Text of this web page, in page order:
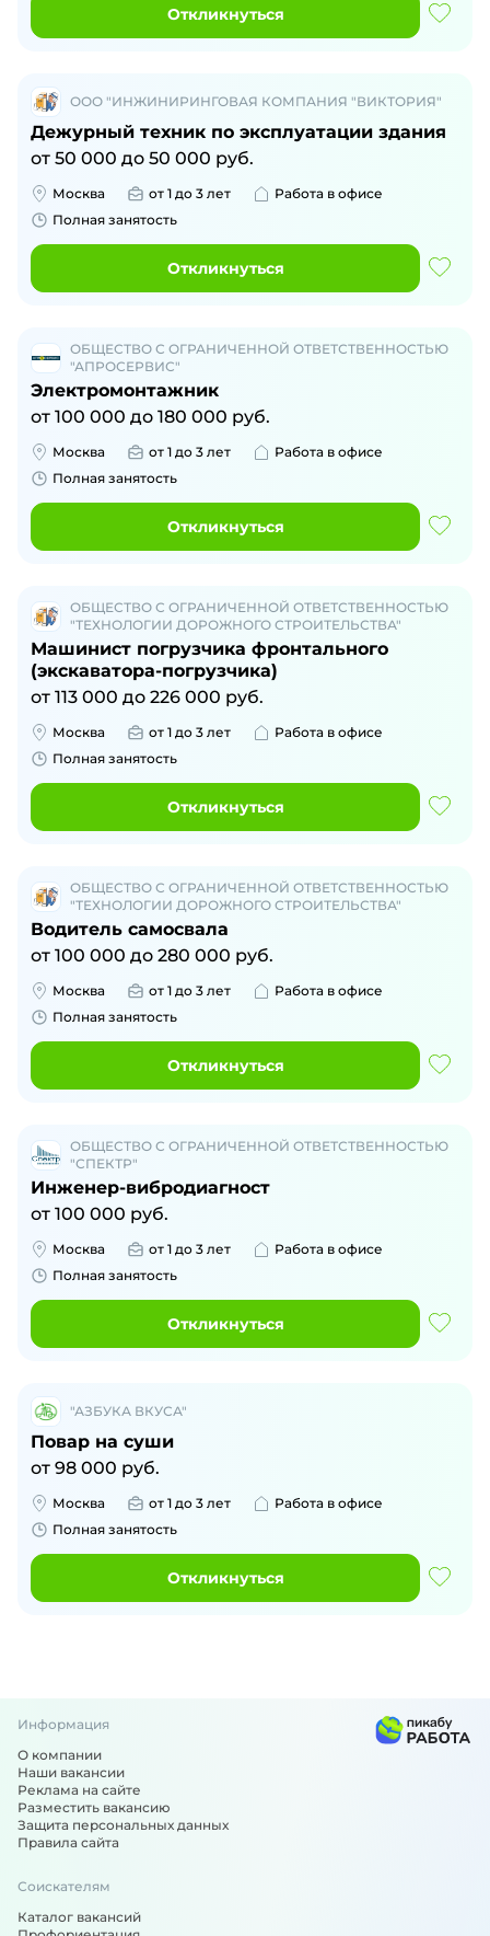
Откликнуться
ООО "ИНЖИНИРИНГОВАЯ КОМПАНИЯ "ВИКТОРИЯ"
Дежурный техник по эксплуатации здания
от 50 000 до 50 000 руб.
Москва от 1 до 3 лет
Работа в офисе
Полная занятость
Откликнуться
ОБЩЕСТВО С ОГРАНИЧЕННОЙ ОТВЕТСТВЕННОСТЬЮ
"АПРОСЕРВИС"
Электромонтажник
от 100 000 до 180 000 руб.
Москва от 1 до 3 лет
Работа в офисе
Полная занятость
Откликнуться
ОБЩЕСТВО С ОГРАНИЧЕННОЙ ОТВЕТСТВЕННОСТЬЮ
"ТЕХНОЛОГИИ ДОРОЖНОГО СТРОИТЕЛЬСТВА"
Машинист погрузчика фронтального
(экскаватора-погрузчика)
от 113 000 до 226 000 руб.
Москва от 1 до 3 лет
Работа в офисе
Полная занятость
Откликнуться
ОБЩЕСТВО С ОГРАНИЧЕННОЙ ОТВЕТСТВЕННОСТЬЮ
"ТЕХНОЛОГИИ ДОРОЖНОГО СТРОИТЕЛЬСТВА"
Водитель самосвала
от 100 000 до 280 000 руб.
Москва от 1 до 3 лет
Работа в офисе
Полная занятость
Откликнуться
ОБЩЕСТВО С ОГРАНИЧЕННОЙ ОТВЕТСТВЕННОСТЬЮ
"СПЕКТР"
Инженер-вибродиагност
от 100 000 руб.
Москва от 1 до 3 лет
Работа в офисе
Полная занятость
Откликнуться
"АЗБУКА ВКУСА"
Повар на суши
от 98 000 руб.
Москва от 1 до 3 лет
Работа в офисе
Полная занятость
Откликнуться
Информация
О компании
Наши вакансии
Реклама на сайте
Разместить вакансию
Защита персональных данных
Правила сайта
Соискателям
Каталог вакансий